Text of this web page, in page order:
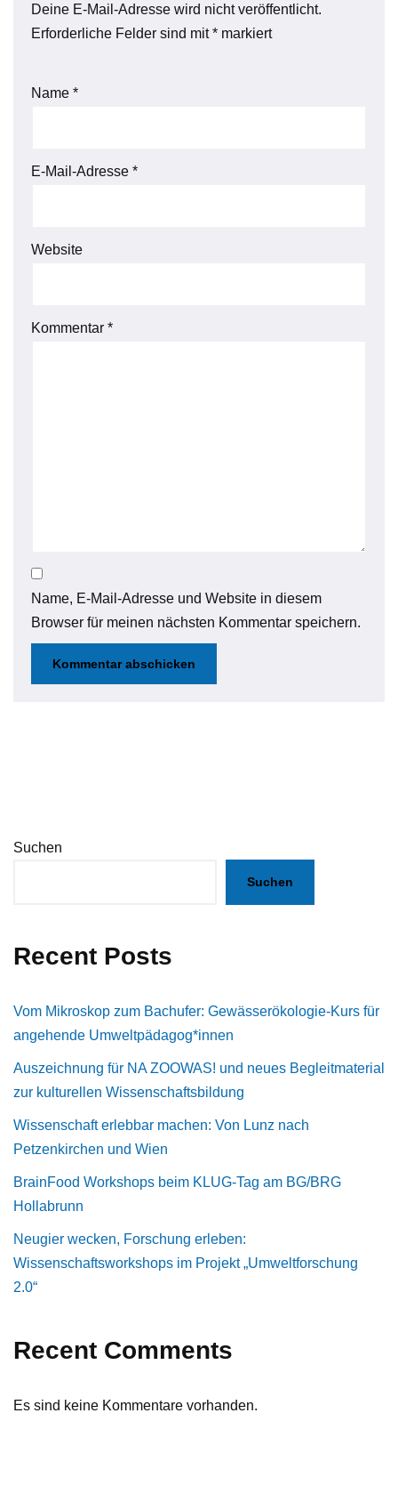
Deine E-Mail-Adresse wird nicht veröffentlicht.
Erforderliche Felder sind mit* markiert
Name *
E-Mail-Adresse *
Website
Kommentar *
Name, E-Mail-Adresse und Website in diesem
Browser für meinen nächsten Kommentar speichern.
Suchen
Suchen
Recent Posts
Vom Mikroskop zum Bachufer: Gewässerökologie-Kurs für
angehende Umweltpädagog*innen
Auszeichnung für NA ZOOWAS! und neues Begleitmaterial
zur kulturellen Wissenschaftsbildung
Wissenschaft erlebbar machen: Von Lunz nach
Petzenkirchen und Wien
BrainFood Workshops beim KLUG-Tag am BG/BRG
Hollabrunn
Neugier wecken, Forschung erleben:
Wissenschaftsworkshops im Projekt „Umweltforschung
2.0“
Recent Comments
Es sind keine Kommentare vorhanden.